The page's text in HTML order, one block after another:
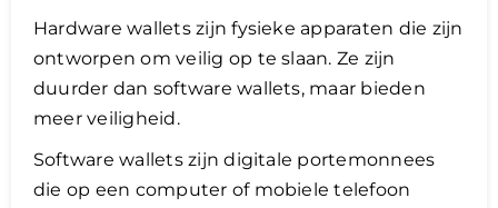
Hardware wallets zijn fysieke apparaten die zijn
ontworpen om veilig op te slaan. Ze zijn
duurder dan software wallets, maar bieden
meer veiligheid.
Software wallets zijn digitale portemonnees
die op een computer of mobiele telefoon